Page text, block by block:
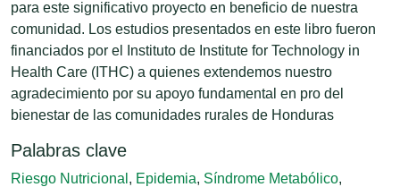
para este significativo proyecto en beneficio de nuestra
comunidad. Los estudios presentados en este libro fueron
financiados por el Instituto de Institute for Technology in
Health Care (ITHC) a quienes extendemos nuestro
agradecimiento por su apoyo fundamental en pro del
bienestar de las comunidades rurales de Honduras
Palabras clave
Riesgo Nutricional , Epidemia, Síndrome Metabólico,